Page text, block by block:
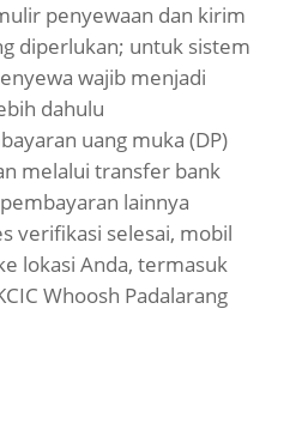
penyewaan dan kirim
diperlukan; untuk sistem
wajib menjadi
dahulu
uang muka (DP)
melalui transfer bank
lainnya
verifikasi selesai, mobil
lokasi Anda, termasuk
Whoosh Padalarang